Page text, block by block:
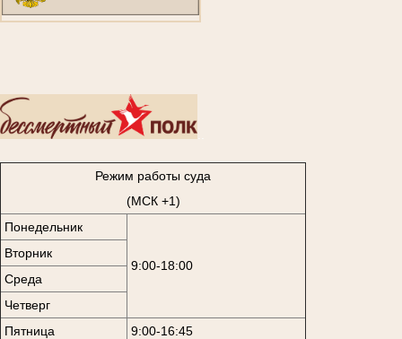
Режим работы суда
(МСК +1)
Понедельник
9:00-18:00
Вторник
Среда
Четверг
Пятница
9:00-16:45